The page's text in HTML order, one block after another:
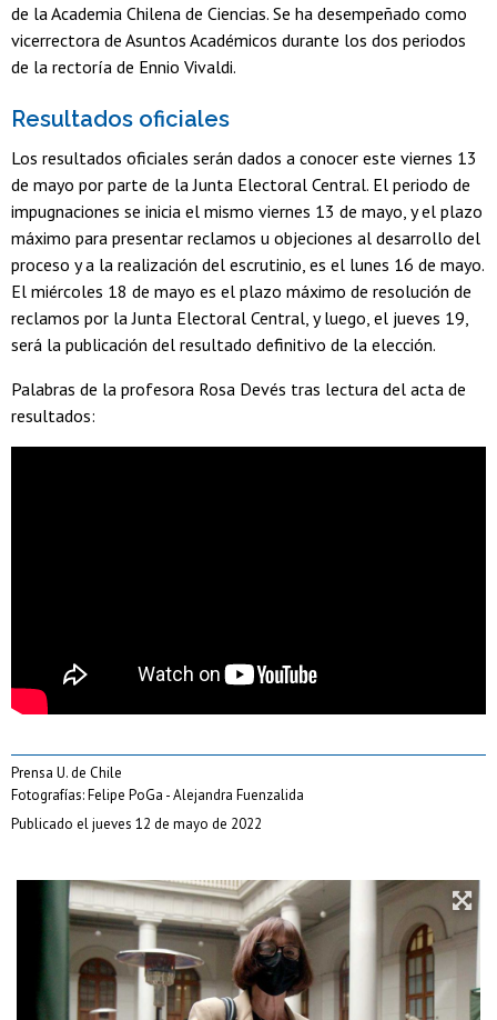
de la Academia Chilena de Ciencias. Se ha desempeñado como
vicerrectora de Asuntos Académicos durante los dos periodos
de la rectoría de Ennio Vivaldi.
Resultados oficiales
Los resultados oficiales serán dados a conocer este viernes 13
de mayo por parte de la Junta Electoral Central. El periodo de
impugnaciones se inicia el mismo viernes 13 de mayo, y el plazo
máximo para presentar reclamos u objeciones al desarrollo del
proceso y a la realización del escrutinio, es el lunes 16 de mayo.
El miércoles 18 de mayo es el plazo máximo de resolución de
reclamos por la Junta Electoral Central, y luego, el jueves 19,
será la publicación del resultado definitivo de la elección.
Palabras de la profesora Rosa Devés tras lectura del acta de
resultados:
Prensa U. de Chile
Fotografías: Felipe PoGa - Alejandra Fuenzalida
Publicado el jueves 12 de mayo de 2022